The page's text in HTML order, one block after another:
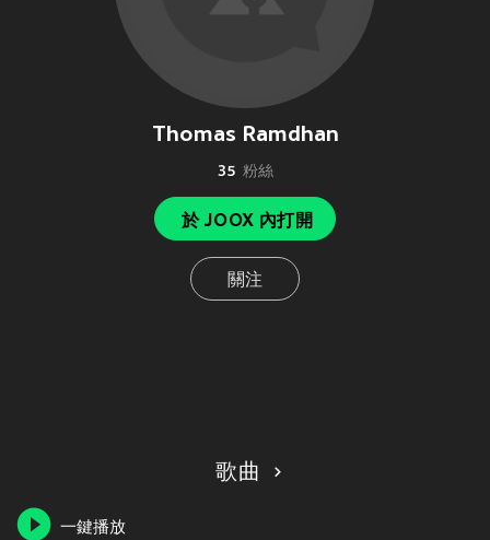
Thomas Ramdhan
35 粉絲
於 JOOX 內打開
關注
歌曲
一鍵播放